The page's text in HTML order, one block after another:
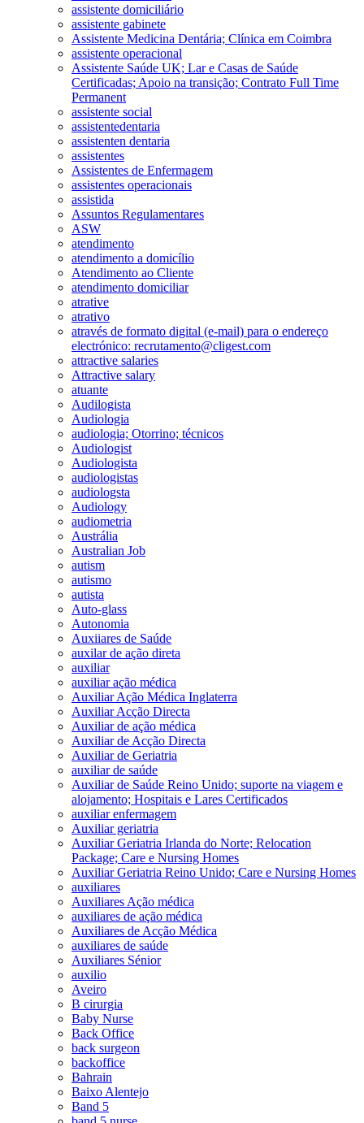
assistente domiciliário
assistente gabinete
Assistente Medicina Dentária; Clínica em Coimbra
assistente operacional
Assistente Saúde UK; Lar e Casas de Saúde
Certificadas; Apoio na transição; Contrato Full Time
Permanent
assistente social
assistentedentaria
assistenten dentaria
assistentes
Assistentes de Enfermagem
assistentes operacionais
assistida
Assuntos Regulamentares
ASW
atendimento
atendimento a domicílio
Atendimento ao Cliente
atendimento domiciliar
atrative
atrativo
através de formato digital (e-mail) para o endereço
electrónico: recrutamento@cligest.com
attractive salaries
Attractive salary
atuante
Audilogista
Audiologia
audiologia; Otorrino; técnicos
Audiologist
Audiologista
audiologistas
audiologsta
Audiology
audiometria
Austrália
Australian Job
autism
autismo
autista
Auto-glass
Autonomia
Auxiiares de Saúde
auxilar de ação direta
auxiliar
auxiliar ação médica
Auxiliar Ação Médica Inglaterra
Auxiliar Acção Directa
Auxiliar de ação médica
Auxiliar de Acção Directa
Auxiliar de Geriatria
auxiliar de saúde
Auxiliar de Saúde Reino Unido; suporte na viagem e
alojamento; Hospitais e Lares Certificados
auxiliar enfermagem
Auxiliar geriatria
Auxiliar Geriatria Irlanda do Norte; Relocation
Package; Care e Nursing Homes
Auxiliar Geriatria Reino Unido; Care e Nursing Homes
auxiliares
Auxiliares Ação médica
auxiliares de ação médica
Auxiliares de Acção Médica
auxiliares de saúde
Auxiliares Sénior
auxilio
Aveiro
B cirurgia
Baby Nurse
Back Office
back surgeon
backoffice
Bahrain
Baixo Alentejo
Band 5